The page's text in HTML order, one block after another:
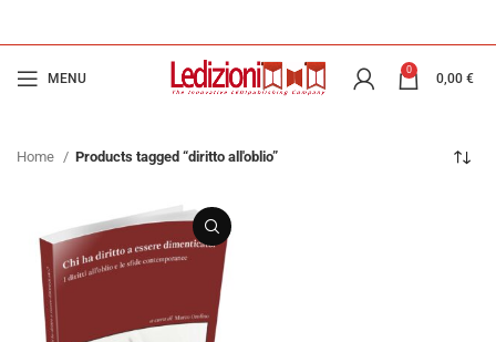
MENU
0
0,00 €
Home Products tagged “diritto all'oblio”